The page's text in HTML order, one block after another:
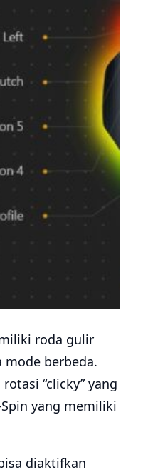
roda gulir
mode berbeda.
“clicky” yang
yang memiliki
diaktifkan